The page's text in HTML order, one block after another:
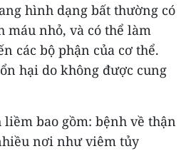
hình dạng bất thường có
máu nhỏ, và có thể làm
các bộ phận của cơ thể.
hại do không được cung
bao gồm: bệnh về thận
nơi như viêm tủy